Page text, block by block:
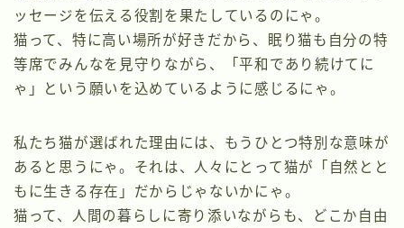
ッセージを伝える役割を果たしているのにゃ。
猫って、特に高い場所が好きだから、眠り猫も自分の特
等席でみんなを見守りながら、「平和であり続けてに
ゃ」という願いを込めているように感じるにゃ。
私たち猫が選ばれた理由には、もうひとつ特別な意味が
あると思うにゃ。それは、人々にとって猫が「自然とと
もに生きる存在」だからじゃないかにゃ。
猫って、人間の暮らしに寄り添いながらも、どこか自由